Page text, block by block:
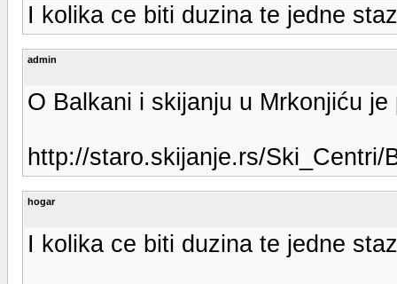
I kolika ce biti duzina te jedne
admin
O Balkani i skijanju u Mrkonjiću
http://staro.skijanje.rs/Ski_Centri/
hogar
I kolika ce biti duzina te jedne